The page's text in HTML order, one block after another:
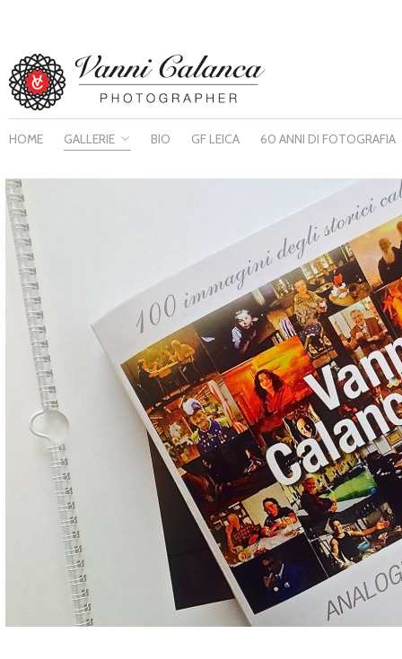
HOME GALLERIE BIO GF LEICA 60 ANNI DI FOTOGRAFIA